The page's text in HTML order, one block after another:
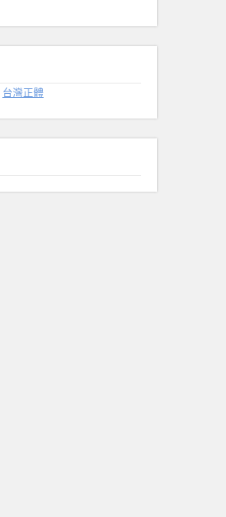
台灣正體